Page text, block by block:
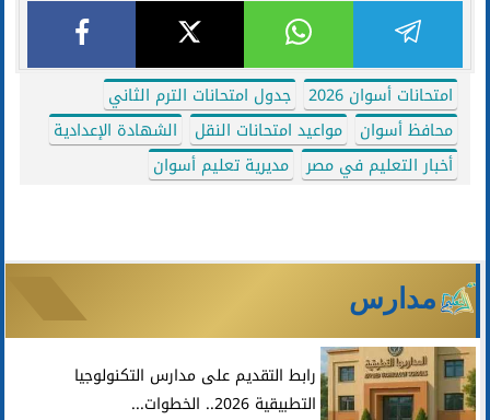
امتحانات أسوان 2026
جدول امتحانات الترم الثاني
محافظ أسوان
مواعيد امتحانات النقل
الشهادة الإعدادية
أخبار التعليم في مصر
مديرية تعليم أسوان
مدارس
رابط التقديم على مدارس التكنولوجيا
التطبيقية 2026.. الخطوات...